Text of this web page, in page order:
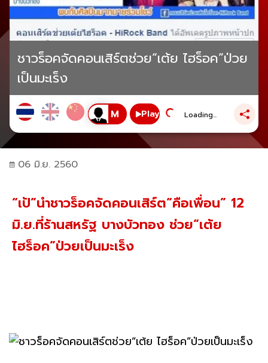
ชาวร็อคจัดคอนเสิร์ตช่วย“เต้ย ไฮร็อค”ป่วย
เป็นมะเร็ง
Play Loading...
06 มิ.ย. 2560
“เป้”นำชาวร็อคจัดคอนเสิร์ต“คือเพื่อน” 12
มิ.ย.ที่ร้านสหรัฐ บางบัวทอง ช่วย“เต้ย
ไฮร็อค”ป่วยเป็นมะเร็ง